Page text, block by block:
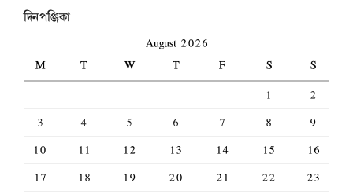
দিনপঞ্জিকা
August 2026
M
T W T F S
S
1
2
3
4 5 6 7 8
9
10
11 12 13 14 15
16
17
18 19 20 21 22
23